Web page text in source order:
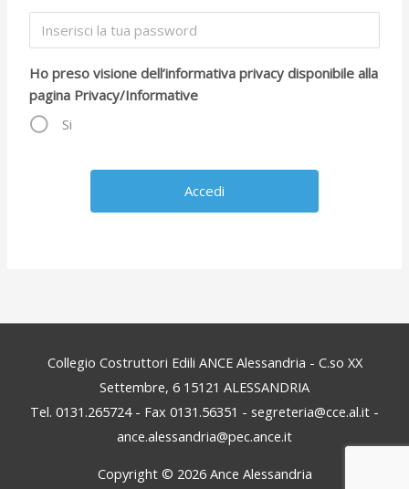
Ho preso visione dell’informativa privacy disponibile alla
pagina Privacy/Informative
Si
Collegio Costruttori Edili ANCE Alessandria - C.so XX
Settembre, 6 15121 ALESSANDRIA
Tel. 0131.265724 - Fax 0131.56351 - segreteria@cce.al.it -
ance.alessandria@pec.ance.it
Copyright © 2026 Ance Alessandria